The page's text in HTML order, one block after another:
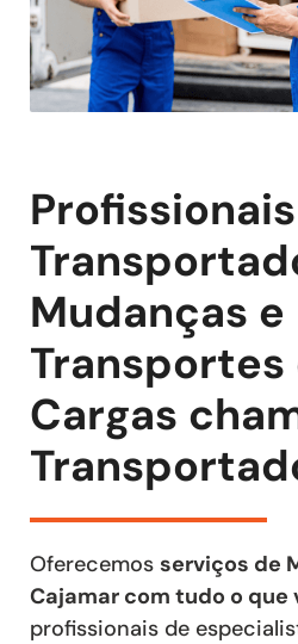
Mudanças e
Transportes
Cargas
Oferecemos serviços de
Cajamar com tudo o que
profissionais de